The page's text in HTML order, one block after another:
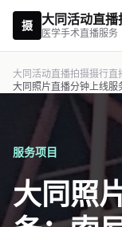
摄 大同活动直
医学手术直播服务
大同活动直播拍摄摄行直
服务项目
大同照